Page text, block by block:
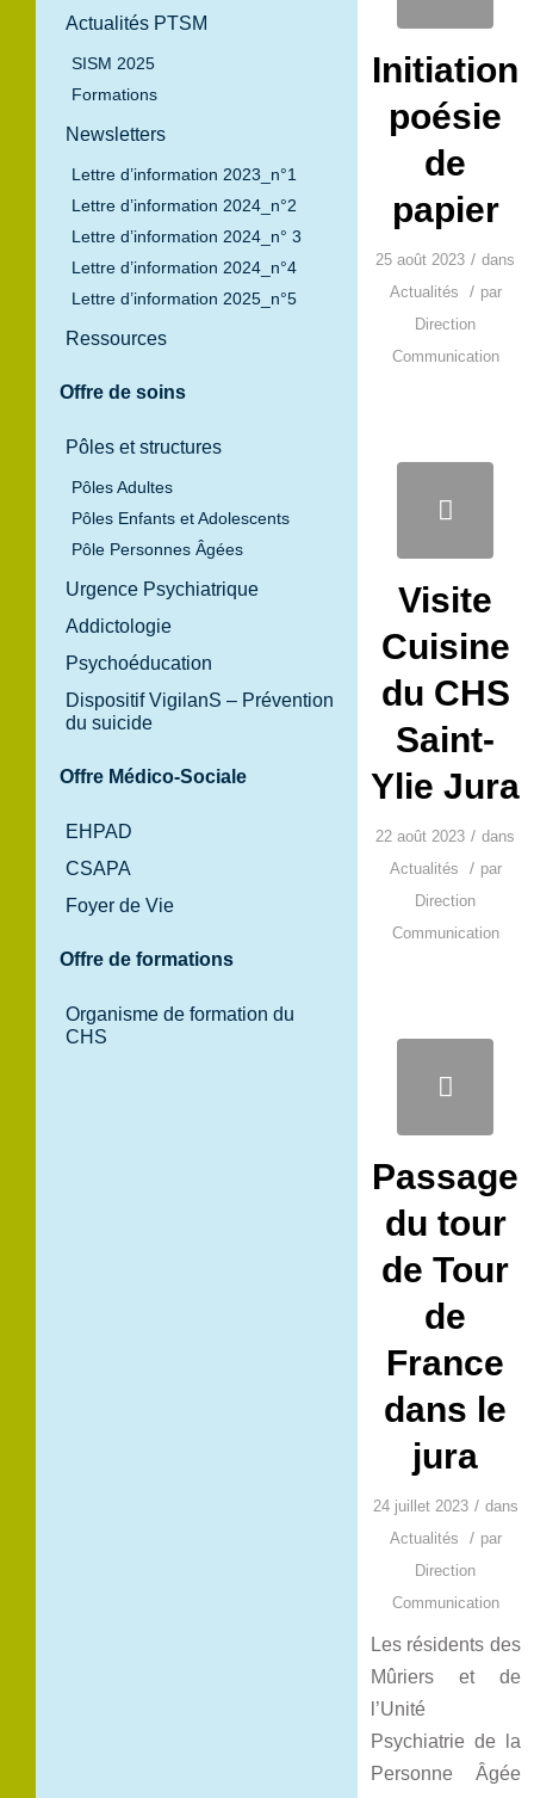
Actualités PTSM
SISM 2025
Formations
Newsletters
Lettre d’information 2023_n°1
Lettre d’information 2024_n°2
Lettre d’information 2024_n° 3
Lettre d’information 2024_n°4
Lettre d’information 2025_n°5
Ressources
Offre de soins
Pôles et structures
Pôles Adultes
Pôles Enfants et Adolescents
Pôle Personnes Âgées
Urgence Psychiatrique
Addictologie
Psychoéducation
Dispositif VigilanS – Prévention
du suicide
Offre Médico-Sociale
EHPAD
CSAPA
Foyer de Vie
Offre de formations
Organisme de formation du
CHS
Initiation
poésie
de
papier
25 août 2023 / dans
Actualités
/ par
Direction
Communication
Visite
Cuisine
du CHS
Saint-
Ylie Jura
22 août 2023 / dans
Actualités
/ par
Direction
Communication
Passage
du tour
de Tour
de
France
dans le
jura
24 juillet 2023 / dans
Actualités
/ par
Direction
Communication
Les résidents des
Mûriers et de
l’Unité
Psychiatrie de la
Personne Âgée